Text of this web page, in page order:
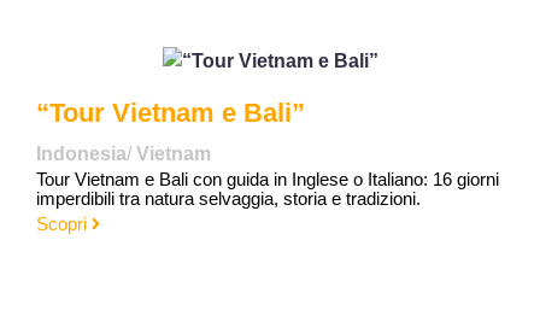
“Tour Vietnam e Bali”
Indonesia/ Vietnam
Tour Vietnam e Bali con guida in Inglese o Italiano: 16 giorni
imperdibili tra natura selvaggia, storia e tradizioni.
Scopri